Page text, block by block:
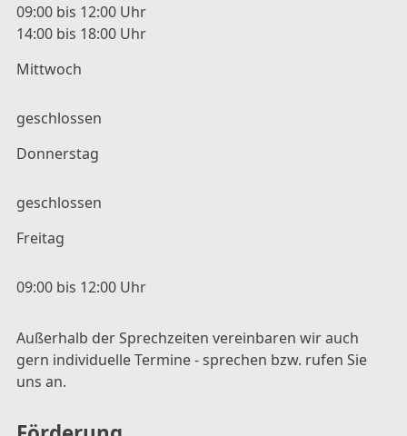
09:00 bis 12:00 Uhr
14:00 bis 18:00 Uhr
Mittwoch
geschlossen
Donnerstag
geschlossen
Freitag
09:00 bis 12:00 Uhr
Außerhalb der Sprechzeiten vereinbaren wir auch
gern individuelle Termine - sprechen bzw. rufen Sie
uns an.